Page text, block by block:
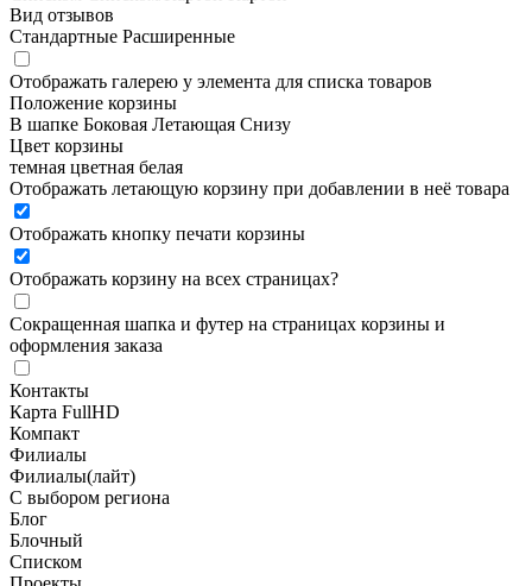
Вид отзывов
Стандартные Расширенные
Отображать галерею у элемента для списка товаров
Положение корзины
В шапке Боковая Летающая Снизу
Цвет корзины
темная цветная белая
Отображать летающую корзину при добавлении в неё товара
Отображать кнопку печати корзины
Отображать корзину на всех страницах?
Сокращенная шапка и футер на страницах корзины и
оформления заказа
Контакты
Карта FullHD
Компакт
Филиалы
Филиалы(лайт)
С выбором региона
Блог
Блочный
Списком